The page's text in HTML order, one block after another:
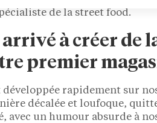
de la street food.
à créer de
premier
développée rapidement sur
décalée et loufoque,
avec un humour absurde à